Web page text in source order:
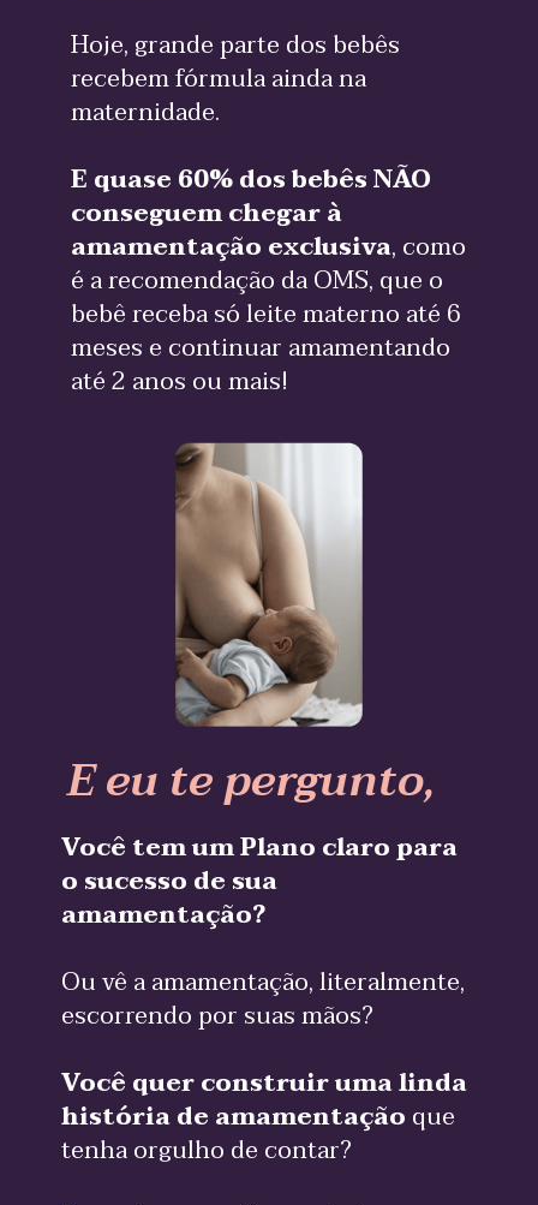
Hoje, grande parte dos bebês
recebem fórmula ainda na
maternidade.
E quase 60% dos bebês NÃO
conseguem chegar à
amamentação exclusiva, como
é a recomendação da OMS, que o
bebê receba só leite materno até 6
meses e continuar amamentando
até 2 anos ou mais!
E eu te pergunto,
Você tem um Plano claro para
o sucesso de sua
amamentação?
Ou vê a amamentação, literalmente,
escorrendo por suas mãos?
Você quer construir uma linda
história de amamentação que
tenha orgulho de contar?